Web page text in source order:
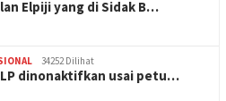
Elpiji yang di Sidak B…
34252 Dilihat
dinonaktifkan usai petu…